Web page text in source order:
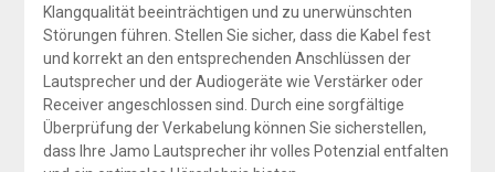
Klangqualität beeinträchtigen und zu unerwünschten
Störungen führen. Stellen Sie sicher, dass die Kabel fest
und korrekt an den entsprechenden Anschlüssen der
Lautsprecher und der Audiogeräte wie Verstärker oder
Receiver angeschlossen sind. Durch eine sorgfältige
Überprüfung der Verkabelung können Sie sicherstellen,
dass Ihre Jamo Lautsprecher ihr volles Potenzial entfalten